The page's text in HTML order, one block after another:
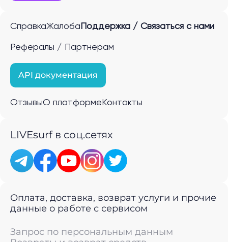
СправкаЖалоба Поддержка / Связаться с нами
Рефералы / Партнерам
API документация
ОтзывыО платформе Контакты
LIVEsurf в соц.сетях
Оплата, доставка, возврат услуги и прочие
данные о работе с сервисом
Запрос по персональным данным